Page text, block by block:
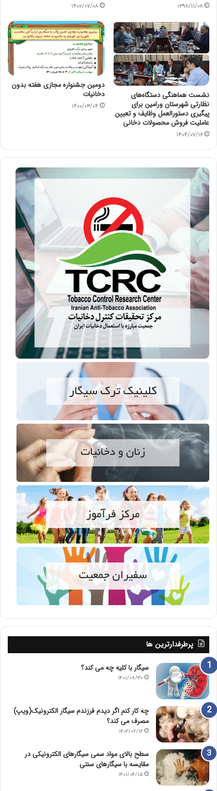
۱۳۹۸/۱۱/۰۸ ۱۴۰۲/۰۷/۰۸
نشست هماهنگی دستگاه‌های
نظارتی شهرستان ورامین برای
پیگیری دستورالعمل وظایف و تعیین
عاملیت فروش محصولات دخانی
۱۴۰۴/۰۷/۱۶
دومین جشنواره مجازی هفته بدون
دخانیات
۱۴۰۰/۰۳/۰۴
پرطرفدارترین ها
سیگار با کلیه چه می کند؟
۱۴۰۱/۰۸/۳۰
چه کار کنم اگر دیدم فرزندم سیگار الکترونیک(ویپ)
مصرف می کند؟
۱۴۰۲/۰۶/۱۲
سطح بالای مواد سمی سیگارهای الکترونیکی در
مقایسه با سیگارهای سنتی
۱۴۰۱/۰۴/۱۵